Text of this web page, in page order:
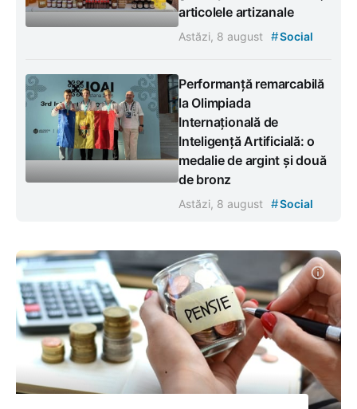
articolele artizanale
Astăzi, 8 august #Social
Performanță remarcabilă
la Olimpiada
Internațională de
Inteligență Artificială: o
medalie de argint și două
de bronz
Astăzi, 8 august #Social